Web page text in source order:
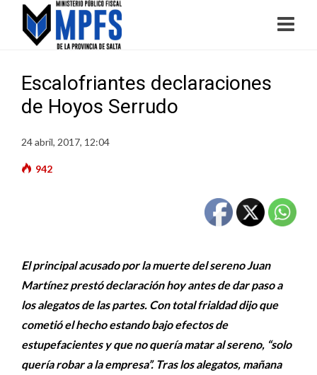
Escalofriantes declaraciones
de Hoyos Serrudo
24 abril, 2017, 12:04
942
El principal acusado por la muerte del sereno Juan
Martínez prestó declaración hoy antes de dar paso a
los alegatos de las partes. Con total frialdad dijo que
cometió el hecho estando bajo efectos de
estupefacientes y que no quería matar al sereno, “solo
quería robar a la empresa”. Tras los alegatos, mañana